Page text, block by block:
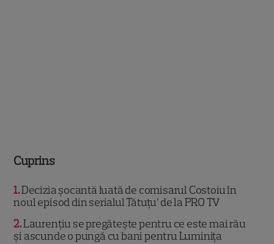
Cuprins
1 Decizia șocantă luată de comisarul Costoiu în
noul episod din serialul Tătuțu’ de la PRO TV
2 Laurențiu se pregătește pentru ce este mai rău
și ascunde o pungă cu bani pentru Luminița